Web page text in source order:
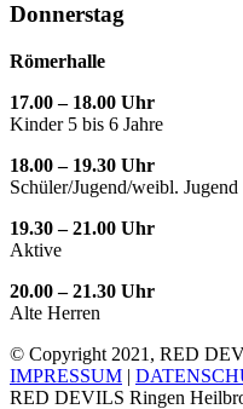
Donnerstag
Römerhalle
17.00 – 18.00 Uhr
Kinder 5 bis 6 Jahre
18.00 – 19.30 Uhr
Schüler/Jugend/weibl. Jugend
19.30 – 21.00 Uhr
Aktive
20.00 – 21.30 Uhr
Alte Herren
© Copyright 2021, RED
IMPRESSUM |
RED DEVILS Ringen